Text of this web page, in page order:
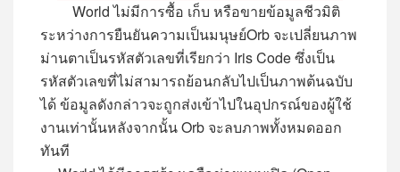
Worldไม่มีการซื้อ เก็บ หรือขายข้อมูลชีวมิติ
ระหว่างการยืนยันความเป็นมนุษย์Orb จะเปลี่ยนภาพ
ม่านตาเป็นรหัสตัวเลขที่เรียกว่า Iris Codeซึ่งเป็น
รหัสตัวเลขที่ไม่สามารถย้อนกลับไปเป็นภาพต้นฉบับ
ได้ ข้อมูลดังกล่าวจะถูกส่งเข้าไปในอุปกรณ์ของผู้ใช้
งานเท่านั้นหลังจากนั้นOrb จะลบภาพทั้งหมดออก
ทันที